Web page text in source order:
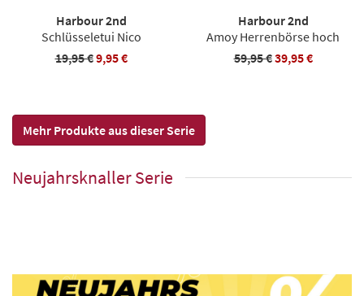
Harbour 2nd
Schlüsseletui Nico
19,95 €9,95 €
Harbour 2nd
Amoy Herrenbörse hoch
59,95 €39,95 €
Mehr Produkte aus dieser Serie
Neujahrsknaller Serie